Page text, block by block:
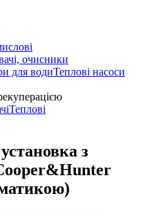
очисники
для водиТеплові насоси
Теплові
з